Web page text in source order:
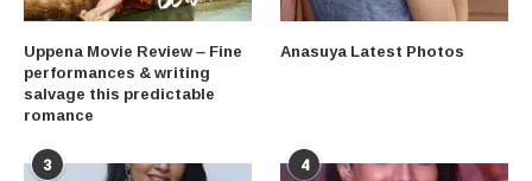
Uppena Movie Review – Fine
performances & writing
salvage this predictable
romance
Anasuya Latest Photos
3 4